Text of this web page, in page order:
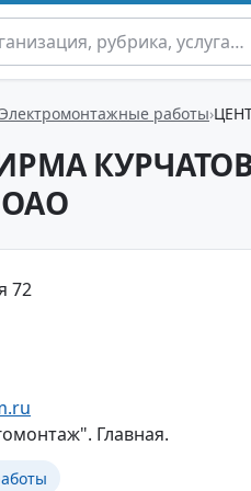
Электромонтажные работы
72
Главная.